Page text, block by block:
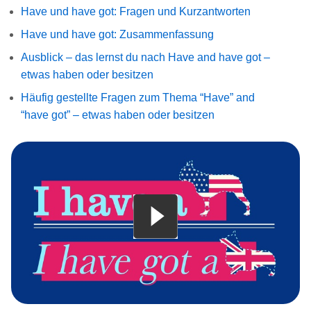
Have und have got: Fragen und Kurzantworten
Have und have got: Zusammenfassung
Ausblick – das lernst du nach Have and have got –
etwas haben oder besitzen
Häufig gestellte Fragen zum Thema “Have” and
“have got” – etwas haben oder besitzen